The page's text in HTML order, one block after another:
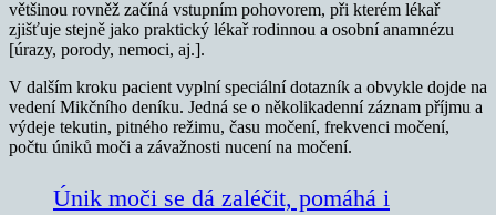
většinou rovněž začíná vstupním pohovorem, při kterém lékař
zjišťuje stejně jako praktický lékař rodinnou a osobní anamnézu
[úrazy, porody, nemoci, aj.].
V dalším kroku pacient vyplní speciální dotazník a obvykle dojde na
vedení Mikčního deníku. Jedná se o několikadenní záznam příjmu a
výdeje tekutin, pitného režimu, času močení, frekvenci močení,
počtu úniků moči a závažnosti nucení na močení.
Únik moči se dá zaléčit, pomáhá i